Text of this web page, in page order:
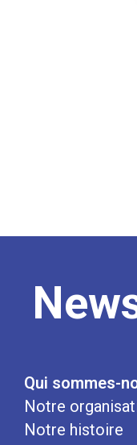
Qui sommes-
Notre
Notre histoire